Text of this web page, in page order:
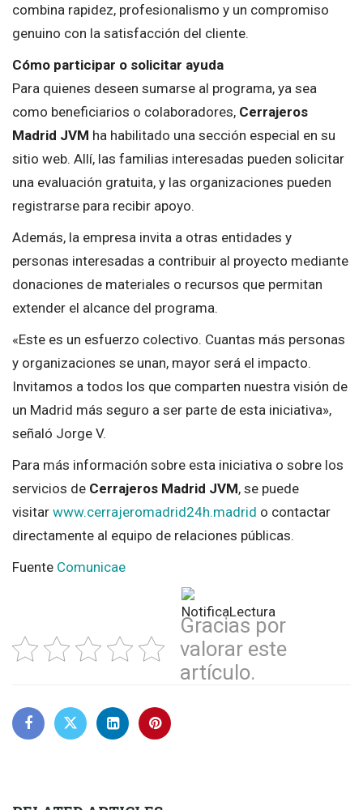
combina rapidez, profesionalismo y un compromiso
genuino con la satisfacción del cliente.
Cómo participar o solicitar ayuda
Para quienes deseen sumarse al programa, ya sea
como beneficiarios o colaboradores, Cerrajeros
Madrid JVM ha habilitado una sección especial en su
sitio web. Allí, las familias interesadas pueden solicitar
una evaluación gratuita, y las organizaciones pueden
registrarse para recibir apoyo.
Además, la empresa invita a otras entidades y
personas interesadas a contribuir al proyecto mediante
donaciones de materiales o recursos que permitan
extender el alcance del programa.
«Este es un esfuerzo colectivo. Cuantas más personas
y organizaciones se unan, mayor será el impacto.
Invitamos a todos los que comparten nuestra visión de
un Madrid más seguro a ser parte de esta iniciativa»,
señaló Jorge V.
Para más información sobre esta iniciativa o sobre los
servicios de Cerrajeros Madrid JVM, se puede
visitar www.cerrajeromadrid24h.madrid o contactar
directamente al equipo de relaciones públicas.
Fuente Comunicae
Gracias por
valorar este
artículo.